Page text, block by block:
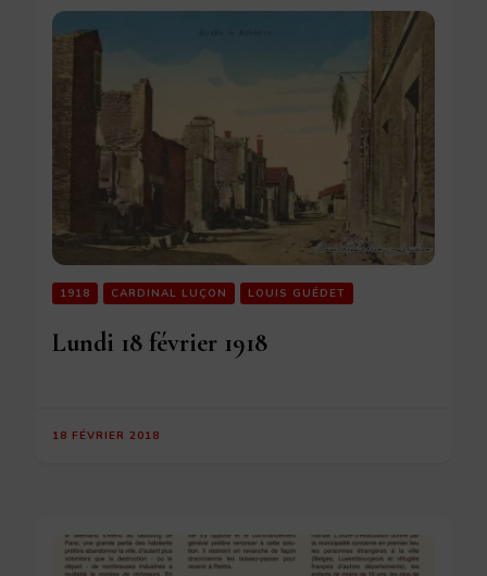
1918 CARDINAL LUÇON LOUIS GUÉDET
Lundi 18 février 1918
18 FÉVRIER 2018